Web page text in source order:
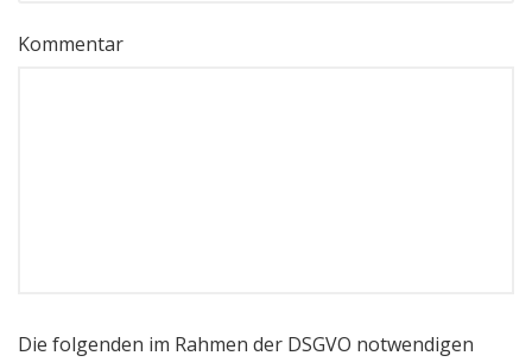
Kommentar
Die folgenden im Rahmen der DSGVO notwendigen